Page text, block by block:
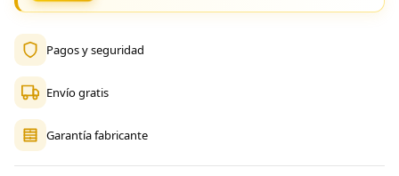
Pagos y seguridad
Envío gratis
Garantía fabricante